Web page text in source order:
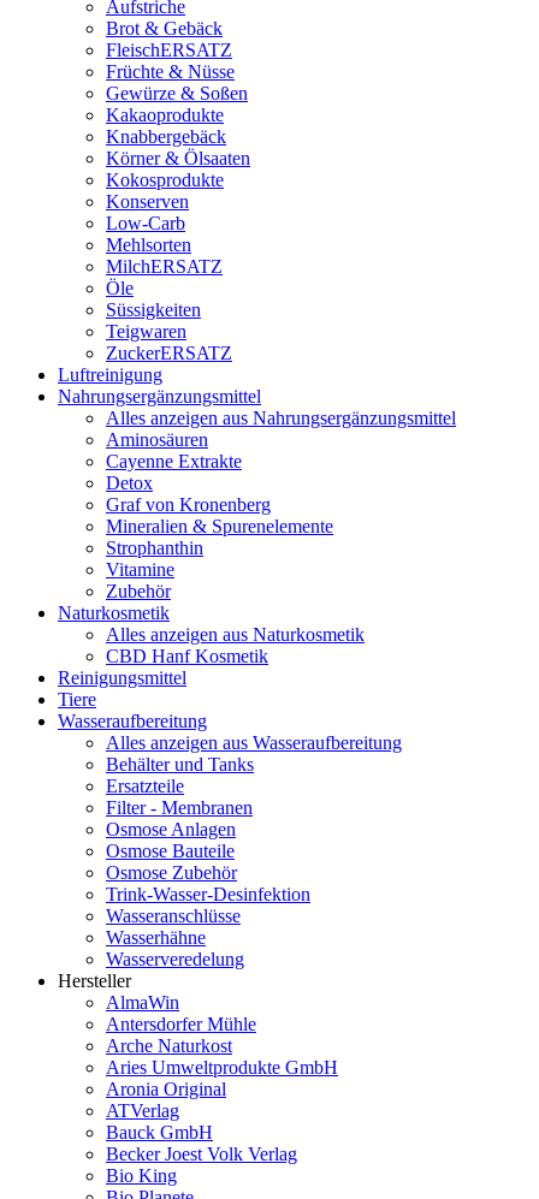
Aufstriche
Brot & Gebäck
FleischERSATZ
Früchte & Nüsse
Gewürze & Soßen
Kakaoprodukte
Knabbergebäck
Körner & Ölsaaten
Kokosprodukte
Konserven
Low-Carb
Mehlsorten
MilchERSATZ
Öle
Süssigkeiten
Teigwaren
ZuckerERSATZ
Luftreinigung
Nahrungsergänzungsmittel
Alles anzeigen aus Nahrungsergänzungsmittel
Aminosäuren
Cayenne Extrakte
Detox
Graf von Kronenberg
Mineralien & Spurenelemente
Strophanthin
Vitamine
Zubehör
Naturkosmetik
Alles anzeigen aus Naturkosmetik
CBD Hanf Kosmetik
Reinigungsmittel
Tiere
Wasseraufbereitung
Alles anzeigen aus Wasseraufbereitung
Behälter und Tanks
Ersatzteile
Filter - Membranen
Osmose Anlagen
Osmose Bauteile
Osmose Zubehör
Trink-Wasser-Desinfektion
Wasseranschlüsse
Wasserhähne
Wasserveredelung
Hersteller
AlmaWin
Antersdorfer Mühle
Arche Naturkost
Aries Umweltprodukte GmbH
Aronia Original
ATVerlag
Bauck GmbH
Becker Joest Volk Verlag
Bio King